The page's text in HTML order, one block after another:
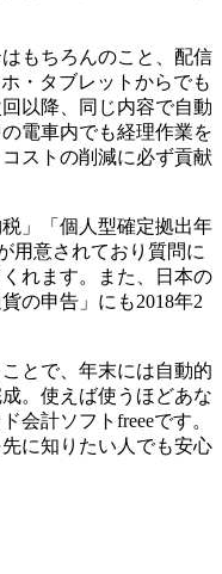
もちろんのこと、配信
・タブレットからでも
以降、同じ内容で自動
電車内でも経理作業を
ストの削減に必ず貢献
税」「個人型確定拠出年
用意されており質問に
れます。
また、日本の
貨の申告」にも2018年2
とで、 年末には自動的
。使えば使うほどあな
会計ソフトfreeeです。
に知りたい人でも安心